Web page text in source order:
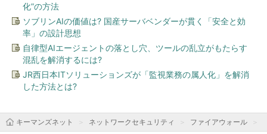
化”の方法
ソブリンAIの価値は? 国産サーバベンダーが貫く「安全と効
率」の設計思想
自律型AIエージェントの落とし穴、ツールの乱立がもたらす
混乱を解消するには?
JR西日本ITソリューションズが「監視業務の属人化」を解消
した方法とは?
キーマンズネット ネットワークセキュリティ ファイアウォール